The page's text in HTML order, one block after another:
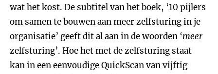
wat het kost. De subtitel van het boek, ‘10 pijlers
om samen te bouwen aan meer zelfsturing in je
organisatie’ geeft dit al aan in de woorden ‘meer
zelfsturing’. Hoe het met de zelfsturing staat
kan in een eenvoudige QuickScan van vijftig